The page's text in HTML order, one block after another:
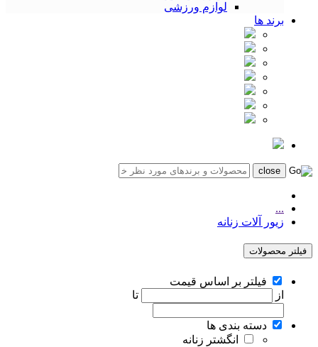
لوازم ورزشی
برند ها
...
زیور آلات زنانه
فیلتر محصولات
فیلتر بر اساس قیمت
از
تا
دسته بندی ها
انگشتر زنانه